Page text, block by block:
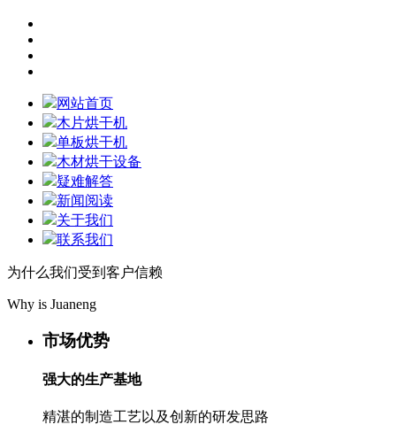
网站首页
木片烘干机
单板烘干机
木材烘干设备
疑难解答
新闻阅读
关于我们
联系我们
为什么我们受到客户信赖
Why is Juaneng
市场优势
强大的生产基地
精湛的制造工艺以及创新的研发思路